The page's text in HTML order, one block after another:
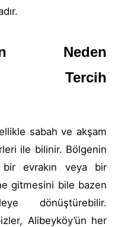
Neden
Tercih
sabah ve akşam
ile bilinir. Bölgenin
bir evrakın veya bir
gitmesini bile bazen
dönüştürebilir.
Alibeyköy’ün her